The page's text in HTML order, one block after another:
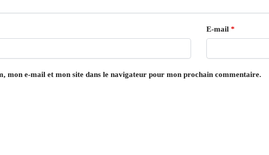
E-mail *
mon e-mail et mon site dans le navigateur pour mon prochain commentaire.